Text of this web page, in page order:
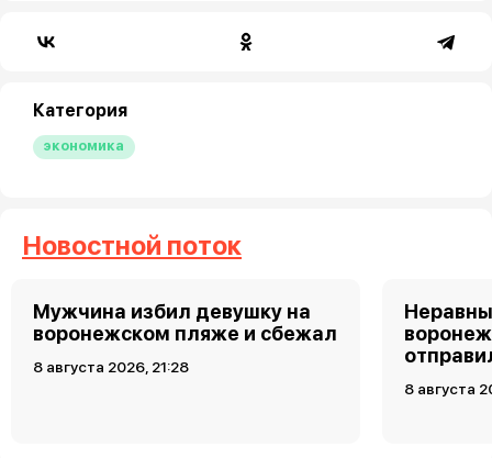
Категория
экономика
Новостной поток
Мужчина избил девушку на
воронежском пляже и сбежал
8 августа 2026, 21:28
8 августа